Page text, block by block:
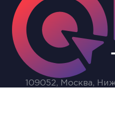
109052, Москва,